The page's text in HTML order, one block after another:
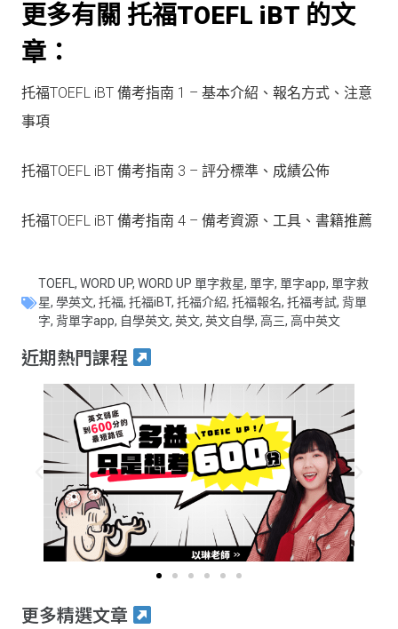
更多有關 托福TOEFL iBT 的文
章：
托福TOEFL iBT 備考指南 1 – 基本介紹、報名方式、注意
事項
托福TOEFL iBT 備考指南 3 – 評分標準、成績公佈
托福TOEFL iBT 備考指南 4 – 備考資源、工具、書籍推薦
TOEFL, WORD UP, WORD UP 單字救星, 單字, 單字app, 單字救
星, 學英文, 托福, 托福iBT, 托福介紹, 托福報名, 托福考試, 背單
字, 背單字app, 自學英文, 英文, 英文自學, 高三, 高中英文
近期熱門課程
更多精選文章